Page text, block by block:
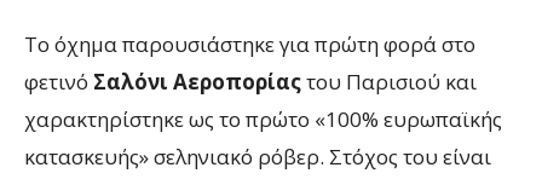
Το όχημα παρουσιάστηκε για πρώτη φορά στο
φετινό Σαλόνι Αεροπορίαςτου Παρισιού και
χαρακτηρίστηκε ως το πρώτο «100% ευρωπαϊκής
κατασκευής» σεληνιακό ρόβερ. Στόχος του είναι